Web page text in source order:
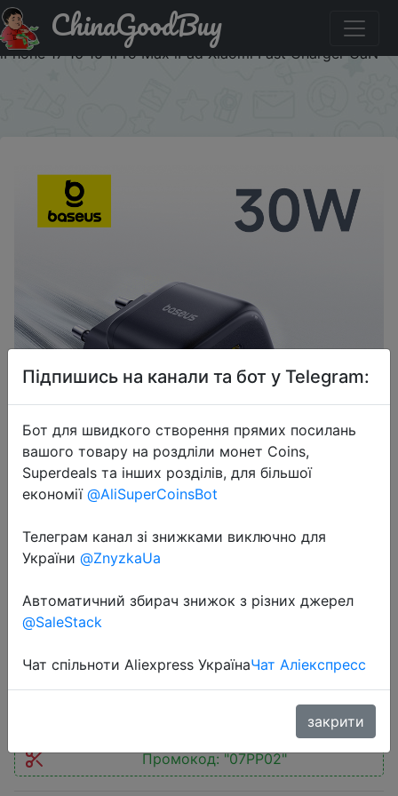
Купити по знижці 07PP02 Baseus 30W Phone Charger
USB C Charger PD3.0 QC3.0 PPS Quick Charging For
iPhone 17 16 15 1Pro Max iPad Xiaomi Fast Charger GaN
ChinaGoodBuy
Baseus 30W Phone Charger USB C
Charger PD3.0 QC3.0 PPS Quick
Charging For iPhone 17 16 15 1Pro
Max iPad Xiaomi Fast Charger GaN
$8.16
Промокод:"07PP02"
Підпишись на канали та бот у Telegram:
Бот для швидкого створення прямих посилань
вашого товару на роздліли монет Coins,
Superdeals та інших розділів, для більшої
економії @AliSuperCoinsBot
Телеграм канал зі знижками виключно для
України @ZnyzkaUa
Автоматичний збирач знижок з різних джерел
@SaleStack
Чат спільноти Aliexpress УкраїнаЧат Аліекспресс
закрити